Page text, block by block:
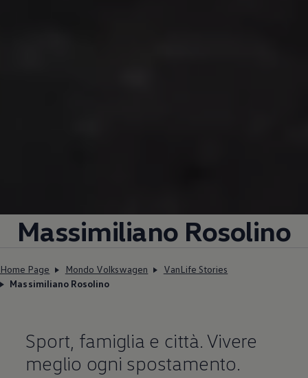
Massimiliano Rosolino
Home Page Mondo Volkswagen
VanLife Stories
Massimiliano Rosolino
Sport, famiglia e città. Vivere
meglio ogni spostamento.